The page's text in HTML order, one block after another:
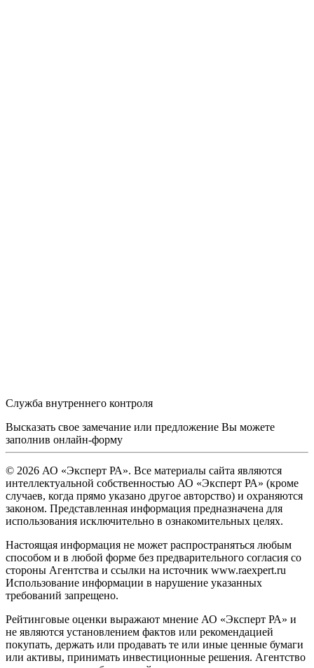
Служба внутреннего контроля
Высказать свое замечание или предложение Вы можете
заполнив онлайн-форму
© 2026 АО «Эксперт РА». Все материалы сайта являются
интеллектуальной собственностью АО «Эксперт РА» (кроме
случаев, когда прямо указано другое авторство) и охраняются
законом. Представленная информация предназначена для
использования исключительно в ознакомительных целях.
Настоящая информация не может распространяться любым
способом и в любой форме без предварительного согласия со
стороны Агентства и ссылки на источник www.raexpert.ru
Использование информации в нарушение указанных
требований запрещено.
Рейтинговые оценки выражают мнение АО «Эксперт РА» и
не являются установлением фактов или рекомендацией
покупать, держать или продавать те или иные ценные бумаги
или активы, принимать инвестиционные решения. Агентство